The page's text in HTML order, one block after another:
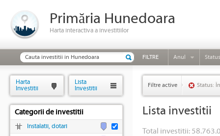
Primăria Hunedoara
Harta interactiva a investitiilor
FILTRE Anul Status
Filtre active Status:
Lista investitii
Total investitii:
Harta
Investitii
Lista
Investitii
Categorii de investitii
Instalatii, dotari